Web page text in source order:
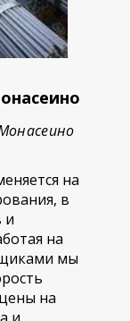
на
в
и
на
мы
на